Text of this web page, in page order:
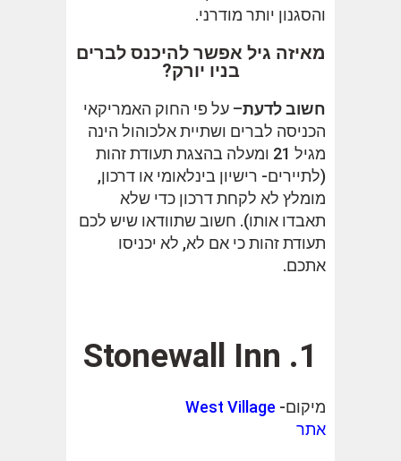
והסגנון יותר מודרני.
מאיזה גיל אפשר להיכנס לברים
בניו יורק?
חשוב לדעת– על פי החוק האמריקאי
הכניסה לברים ושתיית אלכוהול הינה
מגיל 21 ומעלה בהצגת תעודת זהות
(לתיירים- רישיון בינלאומי או דרכון,
מומלץ לא לקחת דרכון כדי שלא
תאבדו אותו). חשוב שתוודאו שיש לכם
תעודת זהות כי אם לא, לא יכניסו
אתכם.
1. Stonewall Inn
מיקום- West Village
אתר